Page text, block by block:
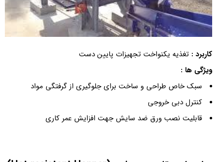
کاربرد : تغذیه یکنواخت تجهیزات پایین دست
ویژگی ها :
سبک خاص طراحی و ساخت برای جلوگیری از گرفتگی مواد
کنترل دبی خروجی
قابلیت نصب ورق ضد سایش جهت افزایش عمر کاری